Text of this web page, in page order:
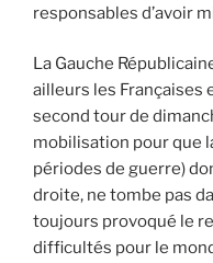
responsables d’avoir
La Gauche
ailleurs les Françaises
second tour de
mobilisation pour que
périodes de guerre)
droite, ne tombe pas
toujours provoqué le
difficultés pour le